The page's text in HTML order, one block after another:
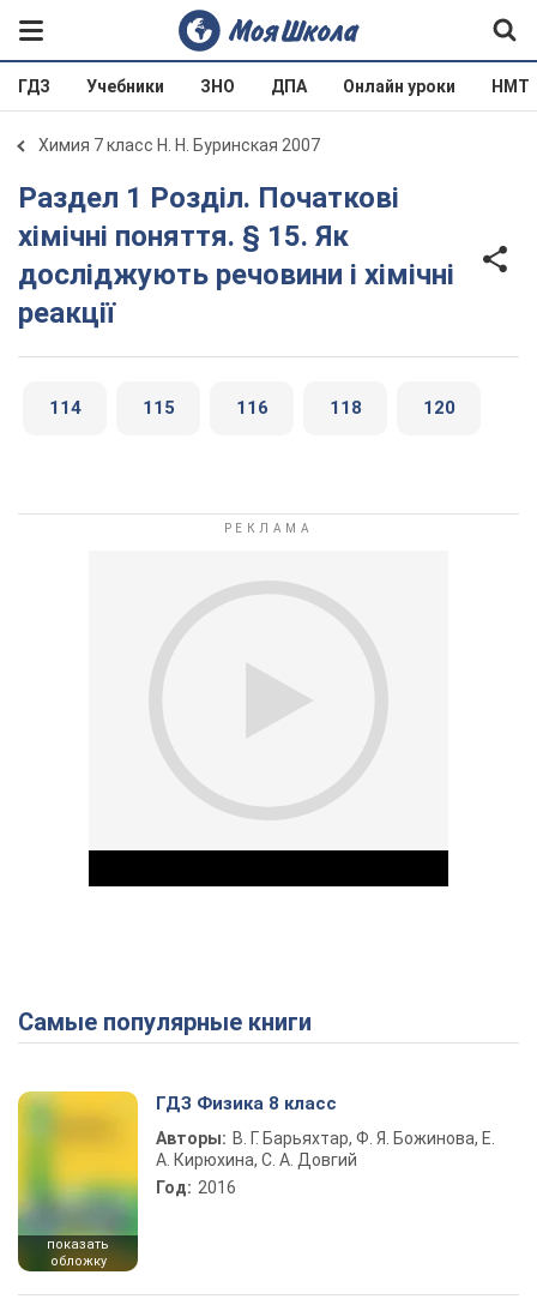
ГДЗ Учебники ЗНО ДПА Онлайн уроки НМТ
Химия 7 класс Н. Н. Буринская 2007
Раздел 1 Розділ. Початкові
хімічні поняття. § 15. Як
досліджують речовини і хімічні
реакції
114 115 116 118 120
Play Video
Самые популярные книги
показать
обложку
ГДЗ Физика 8 класс
Авторы: В. Г. Барьяхтар, Ф. Я. Божинова, Е.
А. Кирюхина, С. А. Довгий
Год: 2016